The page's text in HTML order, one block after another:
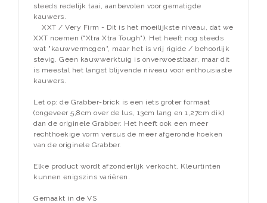
steeds redelijk taai, aanbevolen voor gematigde
kauwers.
XXT / Very Firm - Dit is het moeilijkste niveau, dat we
XXT noemen ("Xtra Xtra Tough"). Het heeft nog steeds
wat "kauwvermogen", maar het is vrij rigide / behoorlijk
stevig. Geen kauwwerktuig is onverwoestbaar, maar dit
is meestal het langst blijvende niveau voor enthousiaste
kauwers.
Let op: de Grabber-brick is een iets groter formaat
(ongeveer 5,8cm over de lus, 13cm lang en 1,27cm dik)
dan de originele Grabber. Het heeft ook een meer
rechthoekige vorm versus de meer afgeronde hoeken
van de originele Grabber.
Elke product wordt afzonderlijk verkocht. Kleurtinten
kunnen enigszins variëren.
Gemaakt in de VS